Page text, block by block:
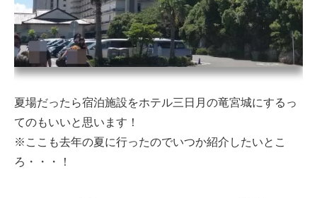
夏場だったら宿泊施設をホテル三日月の竜宮城にするっ
てのもいいと思います！
※ここも去年の夏に行ったのでいつか紹介したいとこ
ろ・・・！